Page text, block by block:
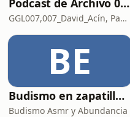
Podcast de Archivo 007
GGL007,007_David_Acín, Pablo_Ortega, 58, AlbertoBond y Claalc
BE
Budismo en zapatillas, El budismo sin sermones
Budismo Asmr y Abundancia